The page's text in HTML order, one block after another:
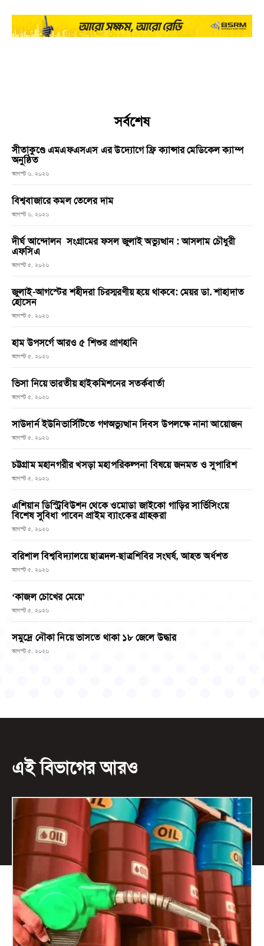
সর্বশেষ
সীতাকুণ্ডে এমএফএসএস এর উদ্যোগে ফ্রি ক্যান্সার মেডিকেল ক্যাম্প
অনুষ্ঠিত
আগস্ট ৬, ২০২৬
বিশ্ববাজারে কমল তেলের দাম
আগস্ট ৬, ২০২৬
দীর্ঘ আন্দোলন সংগ্রামের ফসল জুলাই অভ্যুত্থান : আসলাম চৌধুরী
এফসিএ
আগস্ট ৫, ২০২৬
জুলাই-আগস্টের শহীদরা চিরস্মরণীয় হয়ে থাকবে: মেয়র ডা. শাহাদাত
হোসেন
আগস্ট ৫, ২০২৬
হাম উপসর্গে আরও ৫ শিশুর প্রাণহানি
আগস্ট ৫, ২০২৬
ভিসা নিয়ে ভারতীয় হাইকমিশনের সতর্কবার্তা
আগস্ট ৫, ২০২৬
সাউদার্ন ইউনিভার্সিটিতে গণঅভ্যুত্থান দিবস উপলক্ষে নানা আয়োজন
আগস্ট ৫, ২০২৬
চট্টগ্রাম মহানগরীর খসড়া মহাপরিকল্পনা বিষয়ে জনমত ও সুপারিশ
আগস্ট ৫, ২০২৬
এশিয়ান ডিস্ট্রিবিউশন থেকে ওমোডা জাইকো গাড়ির সার্ভিসিংয়ে
বিশেষ সুবিধা পাবেন প্রাইম ব্যাংকের গ্রাহকরা
আগস্ট ৫, ২০২৬
বরিশাল বিশ্ববিদ্যালয়ে ছাত্রদল-ছাত্রশিবির সংঘর্ষ, আহত অর্ধশত
আগস্ট ৫, ২০২৬
‘কাজল চোখের মেয়ে’
আগস্ট ৫, ২০২৬
সমুদ্রে নৌকা নিয়ে ভাসতে থাকা ১৮ জেলে উদ্ধার
আগস্ট ৫, ২০২৬
এই বিভাগের আরও